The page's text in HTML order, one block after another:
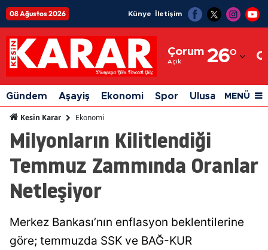
08 Ağustos 2026 Künye İletişim
Çorum
Açık 26°
Adıyaman
Afyonkarahisar
Ağrı
Amasya
Ankara
Gündem Aşayiş Ekonomi Spor Ulusal Siyaset
MENÜ
Kesin Karar Ekonomi
Milyonların Kilitlendiği
Temmuz Zammında Oranlar
Netleşiyor
Merkez Bankası’nın enflasyon beklentilerine
göre; temmuzda SSK ve BAĞ-KUR